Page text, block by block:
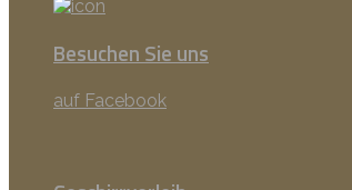
Besuchen Sie uns
auf Facebook